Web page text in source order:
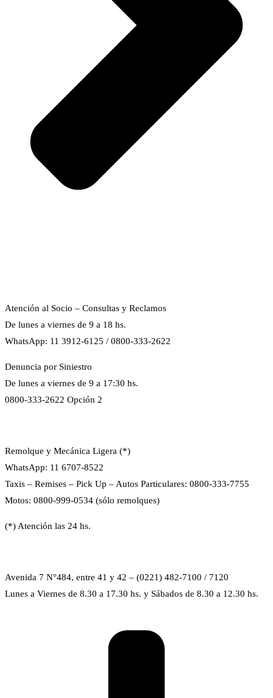
Atención al Socio – Consultas y Reclamos
De lunes a viernes de 9 a 18 hs.
WhatsApp: 11 3912-6125 / 0800-333-2622
Denuncia por Siniestro
De lunes a viernes de 9 a 17:30 hs.
0800-333-2622 Opción 2
Remolque y Mecánica Ligera (*)
WhatsApp: 11 6707-8522
Taxis – Remises – Pick Up – Autos Particulares: 0800-333-7755
Motos: 0800-999-0534 (sólo remolques)
(*) Atención las 24 hs.
Avenida 7 N°484, entre 41 y 42 – (0221) 482-7100 / 7120
Lunes a Viernes de 8.30 a 17.30 hs. y Sábados de 8.30 a 12.30 hs.